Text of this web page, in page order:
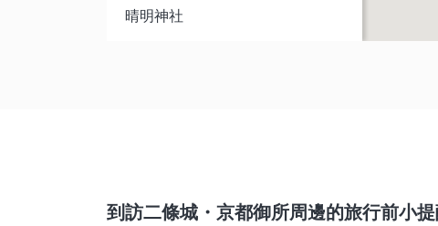
晴明神社
到訪二條城・京都御所周邊的旅行前小提